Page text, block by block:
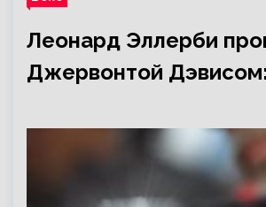
Леонард Эллерби
Джервонтой